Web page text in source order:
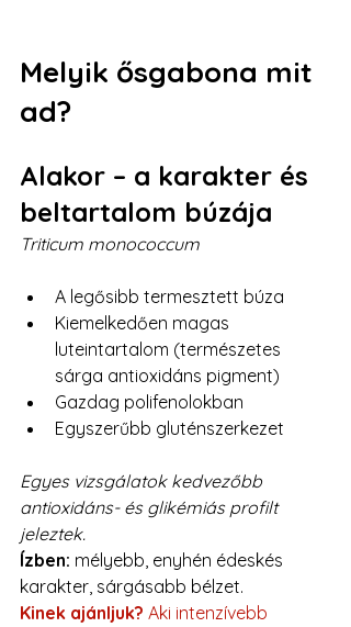
Melyik ősgabona mit
ad?
Alakor – a karakter és
beltartalom búzája
Triticum monococcum
A legősibb termesztett búza
Kiemelkedően magas
luteintartalom (természetes
sárga antioxidáns pigment)
Gazdag polifenolokban
Egyszerűbb gluténszerkezet
Egyes vizsgálatok kedvezőbb
antioxidáns- és glikémiás profilt
jeleztek.
Ízben: mélyebb, enyhén édeskés
karakter, sárgásabb bélzet.
Kinek ajánljuk? Aki intenzívebb